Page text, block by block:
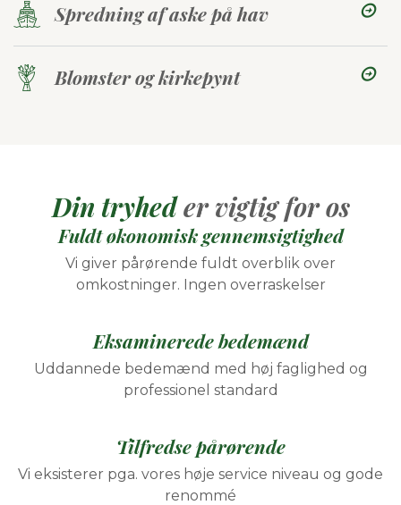
Spredning af aske på hav
Blomster og kirkepynt
Din tryheder vigtig for os
Fuldt økonomisk gennemsigtighed
Vi giver pårørende fuldt overblik over
omkostninger. Ingen overraskelser
Eksaminerede bedemænd
Uddannede bedemænd med høj faglighed og
professionel standard
Tilfredse pårørende
Vi eksisterer pga. vores høje service niveau og gode
renommé